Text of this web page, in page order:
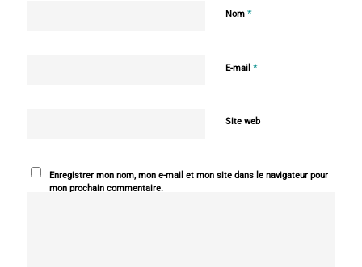
Nom *
E-mail *
Site web
Enregistrer mon nom, mon e-mail et mon site dans le navigateur pour
mon prochain commentaire.